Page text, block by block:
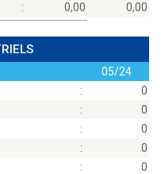
: 0,00 0,00
05/24
:
0
:
0
:
0
:
0
:
0